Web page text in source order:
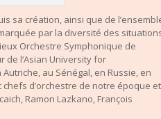
sa création, ainsi que de
par la diversité des
Orchestre Symphonique de
de l‘Asian University for
au Sénégal, en Russie, en
d’orchestre de notre époque et
Ramon Lazkano, François